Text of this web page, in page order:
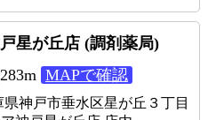
星が丘店 (調剤薬局)
MAPで確認
県神戸市垂水区星が丘３丁目